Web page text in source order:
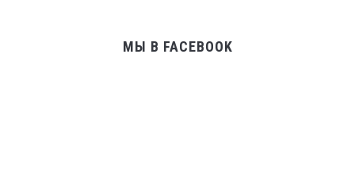
МЫ В FACEBOOK